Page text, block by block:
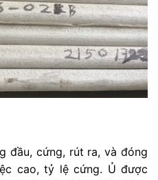
đầu, cứng, rút ​​ra, và đóng
cao, tỷ lệ cứng. Ủ được